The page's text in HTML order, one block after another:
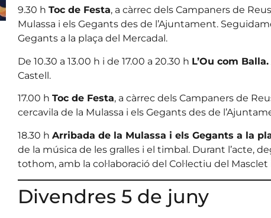
9.30 h Toc de Festa, a càrrec dels Campaners de
Mulassa i els Gegants des de l’Ajuntament.
Gegants a la plaça del Mercadal.
De 10.30 a 13.00 h i de 17.00 a 20.30 h L’Ou com Balla.
Castell.
17.00 h Toc de Festa, a càrrec dels Campaners de
cercavila de la Mulassa i els Gegants des de
18.30 h Arribada de la Mulassa i els Gegants a la
de la música de les gralles i el timbal. Durant l’acte,
tothom, amb la col·laboració del Col·lectiu del
Divendres 5 de juny